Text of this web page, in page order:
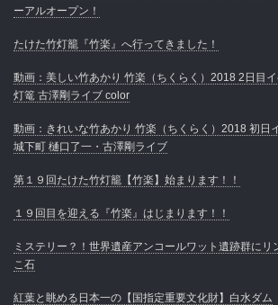
ーアルオープン！
たけた竹灯籠『竹楽』へ行ってきました！
動画：美しい竹あかり 竹楽（ちくらく）2018 2日目
灯篭 古澤剛ライブ color
動画：きれいな竹あかり 竹楽（ちくらく）2018 初日
城下町 樋口了一・古澤剛ライブ
第１９回たけた竹灯籠【竹楽】始まります！！
１９回目を迎える『竹楽』はじまります！！
ミステリー？！世界遺産アンコールワット遺跡群にリ
こ石
紅葉と眺める日本一の【国指定重要文化財】白水ダム